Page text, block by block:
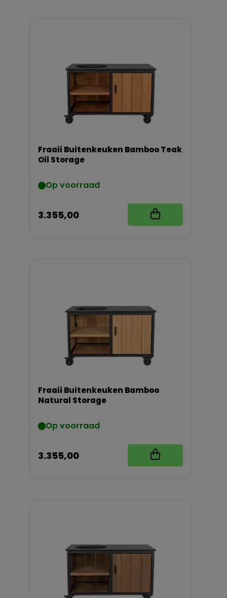
Fraaii Buitenkeuken Bamboo Teak
Oil Storage
Op voorraad
3.355,00
Fraaii Buitenkeuken Bamboo
Natural Storage
Op voorraad
3.355,00